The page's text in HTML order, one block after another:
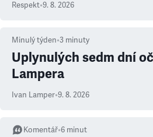
Respekt•9. 8. 2026
Minulý týden•3 minuty
Uplynulých sedm dní
Lampera
Ivan Lamper•9. 8. 2026
Komentář•6 minut